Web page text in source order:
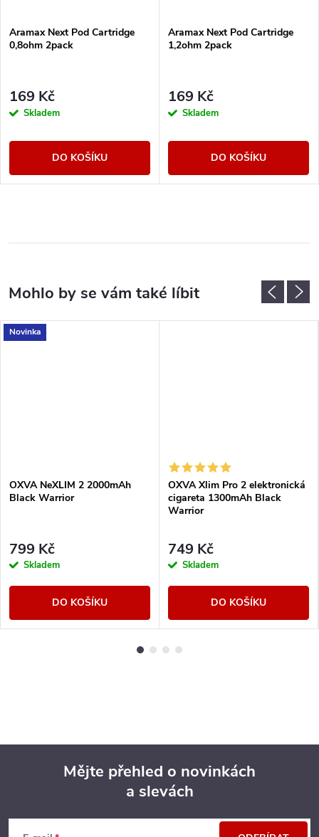
Aramax Next Pod Cartridge
0,8ohm 2pack
169 Kč
Skladem
DO KOŠÍKU
Aramax Next Pod Cartridge
1,2ohm 2pack
169 Kč
Skladem
DO KOŠÍKU
Novinka
OXVA NeXLIM 2 2000mAh
Black Warrior
799 Kč
Skladem
DO KOŠÍKU
OXVA Xlim Pro 2 elektronická
cigareta 1300mAh Black
Warrior
749 Kč
Skladem
DO KOŠÍKU
Mějte přehled o novinkách
a slevách